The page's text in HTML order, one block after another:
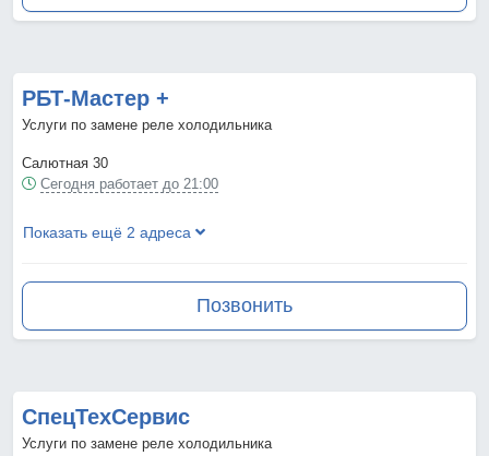
РБТ-Мастер +
Услуги по замене реле холодильника
Салютная 30
Сегодня работает до 21:00
Показать ещё 2 адреса
Позвонить
СпецТехСервис
Услуги по замене реле холодильника